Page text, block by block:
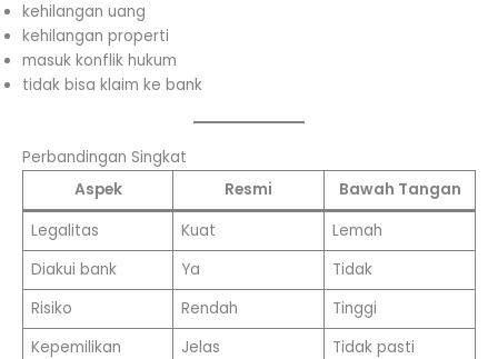
kehilangan uang
kehilangan properti
masuk konflik hukum
tidak bisa klaim ke bank
Perbandingan Singkat
Aspek
Resmi
Bawah Tangan
Legalitas
Kuat
Lemah
Diakui bank
Ya
Tidak
Risiko
Rendah
Tinggi
Kepemilikan
Jelas Tidak pasti